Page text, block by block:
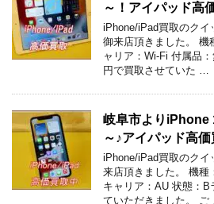
～！アイパッド高
iPhone/iPad買取のクイ
御来店頂きました。 機
ャリア：Wi-Fi 付属品
円で買取させていた …
岐阜市よりiPhone
～♪アイパッド高
iPhone/iPad買取のク
来店頂きました。 機種
キャリア：AU 状態：
ていただきました。